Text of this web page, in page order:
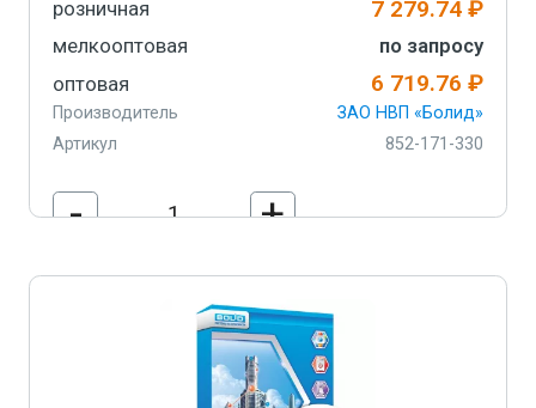
розничная 7 279.74 ₽
мелкооптовая
по запросу
оптовая
6 719.76 ₽
Производитель
ЗАО НВП «Болид»
Артикул
852-171-330
- +